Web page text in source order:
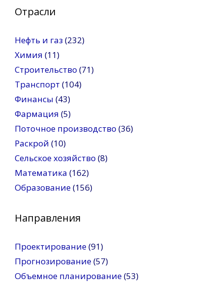
Отрасли
Нефть и газ (232)
Химия (11)
Строительство (71)
Транспорт (104)
Финансы (43)
Фармация (5)
Поточное производство (36)
Раскрой (10)
Сельское хозяйство (8)
Математика (162)
Образование(156)
Направления
Проектирование(91)
Прогнозирование(57)
Объемное планирование(53)